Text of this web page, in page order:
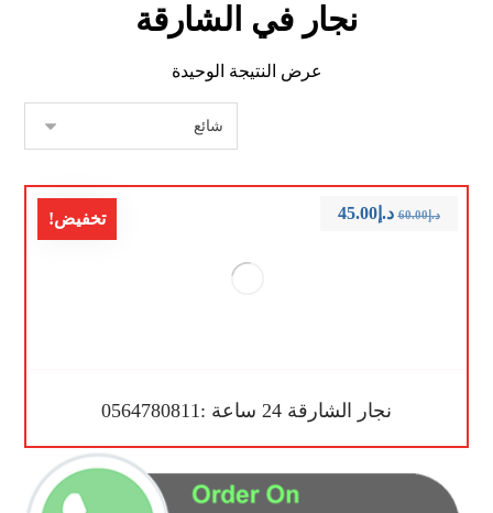
نجار في الشارقة
عرض النتيجة الوحيدة
تخفيض!
نجار الشارقة 24 ساعة :0564780811
د.إ60.00 د.إ45.00